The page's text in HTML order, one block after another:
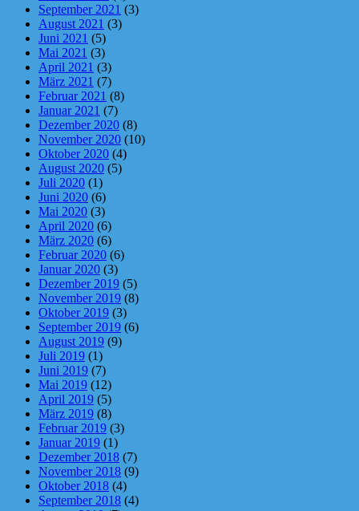
September 2021 (3)
August 2021 (3)
Juni 2021 (5)
Mai 2021 (3)
April 2021 (3)
März 2021 (7)
Februar 2021 (8)
Januar 2021 (7)
Dezember 2020 (8)
November 2020 (10)
Oktober 2020 (4)
August 2020 (5)
Juli 2020 (1)
Juni 2020 (6)
Mai 2020 (3)
April 2020 (6)
März 2020 (6)
Februar 2020 (6)
Januar 2020 (3)
Dezember 2019 (5)
November 2019 (8)
Oktober 2019 (3)
September 2019 (6)
August 2019 (9)
Juli 2019 (1)
Juni 2019 (7)
Mai 2019 (12)
April 2019 (5)
März 2019 (8)
Februar 2019 (3)
Januar 2019 (1)
Dezember 2018 (7)
November 2018 (9)
Oktober 2018 (4)
September 2018 (4)